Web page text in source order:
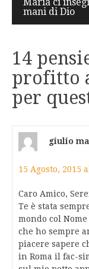
mani di Dio
14
profitto
per
giulio
15 Agosto, 2015
Caro Amico,
Te è stata
mondo col
che ho sempre
piacere sapere
in Roma il fac-